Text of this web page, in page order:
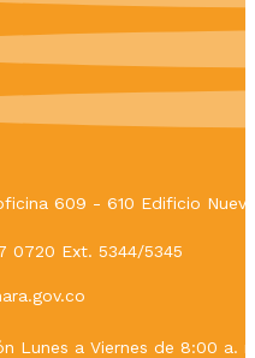
609 - 610 Edificio
0720 Ext. 5344/5345
Lunes a Viernes de 8:00 a.